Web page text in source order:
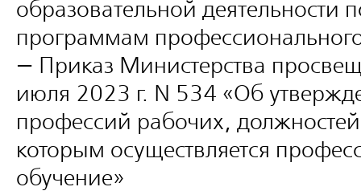
образовательной деятельности
программам
— Приказ Министерства
июля 2023 г. N 534 «Об
профессий рабочих,
которым осуществляется
обучение»